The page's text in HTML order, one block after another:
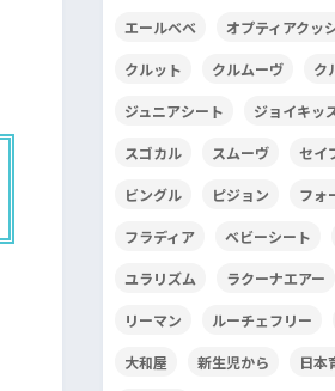
エールベベ オプティアクッ
クルット クルムーヴ ク
ジュニアシート ジョイキッ
スゴカル スムーヴ セイ
ビングル ピジョン フォ
フラディア ベビーシート
ユラリズム ラクーナエアー
リーマン ルーチェフリー
大和屋 新生児から 日本